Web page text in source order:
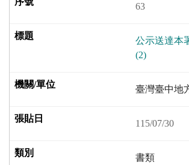
63
公示送達本
(2)
臺灣臺中地
115/07/30
書類